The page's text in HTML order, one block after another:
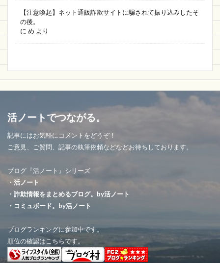
【注意喚起】ネット通販詐欺サイトに騙されて振り込みしたそ
の後。
に め より
活ノートでつながる。
記事にはお気軽にコメントをどうぞ！
ご意見、ご質問、記事の執筆依頼などなどお待ちしております。
ブログ『活ノート』シリーズ
・活ノート
・詐欺情報をまとめるブログ。by活ノート
・コミュボード。by活ノート
ブログランキングに参加中です。
順位の確認はこちらです。